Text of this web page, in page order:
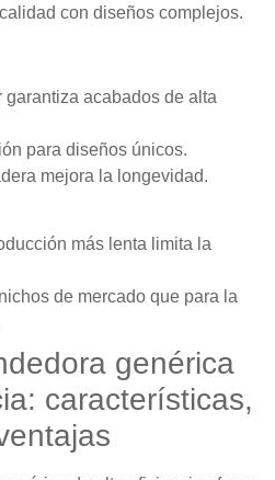
con diseños complejos.
garantiza acabados de alta
para diseños únicos.
mejora la longevidad.
más lenta limita la
de mercado que para la
genérica
características,